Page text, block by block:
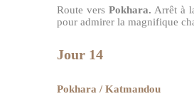
Route vers Pokhara. Arrêt à
pour admirer la magnifique
Jour 14
Pokhara / Katmandou